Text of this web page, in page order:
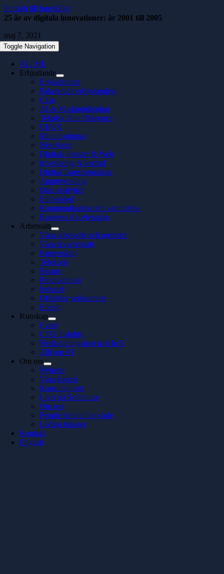
Fortsätt till innehållet
Toggle Navigation
AI / ML
Erbjudande
Erbjudanden
Paketerade erbjudanden
Case
AI & Maskininlärning
Teknisk Due Diligence
UI/UX
Molnlösningar
Nearshore
Digitala tjänster & Web
Investering & kapital
Digital Transformation
Apputveckling
Data analytics
Embedded
Kommunikation och varumärke
Business Acceleration
Arbetssätt
Våra arbetssätt och metoder
Våra leveranssätt
Partnerskap
Telekom
Finans
Produktbolag
Industri
Offentlig verksamhet
Energi
Kunskap
Event
CTO Insights
Nedladdningsbart och In 5
Allt om AI
Om oss
Nyheter
Våra kontor
Konsultquizet
Livet på Softhouse
Om oss
People behind the code
Lediga tjänster
Kontakt
English
25 år av digitala innovationer: år 2001 till 2005
maj 7, 2021